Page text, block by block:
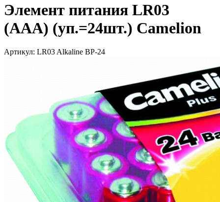
Элемент питания LR03
(ААА) (уп.=24шт.) Camelion
Артикул: LR03 Alkaline BP-24